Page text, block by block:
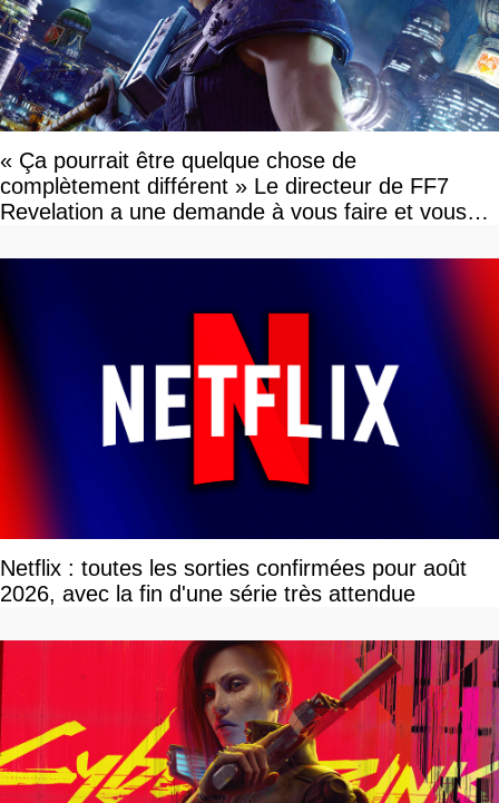
« Ça pourrait être quelque chose de
complètement différent » Le directeur de FF7
Revelation a une demande à vous faire et vous
Netflix : toutes les sorties confirmées pour août
2026, avec la fin d'une série très attendue